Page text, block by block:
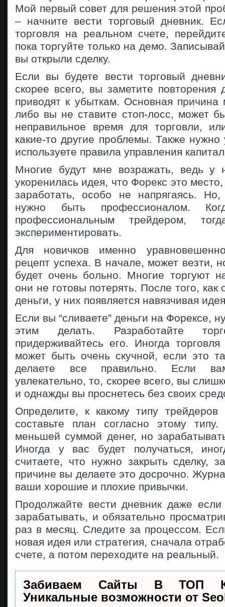
Мой первый совет для решения этой
– начните вести торговый дневник.
торговля на реальном счете,
пока торгуйте только на демо.
вы открыли сделку.
Если вы будете вести торговый
скорее всего, вы заметите повторения
приводят к убыткам. Основная причина
либо вы не ставите стоп-лосс, может
неправильное время для торговли,
какие-то другие проблемы. Также нужно
используете правила управления
Многие будут мне возражать, ведь у
укоренилась идея, что Форекс это
заработать, особо не напрягаясь.
нужно быть профессионалом.
профессиональным трейдером,
экспериментировать.
Для новичков именно
рецепт успеха. В начале, может везти,
будет очень больно. Многие торгуют
они не готовы потерять. После того, как
деньги, у них появляется навязчивая
Если вы “сливаете” деньги на Форексе,
этим делать. Разработайте
придерживайтесь его. Иногда
может быть очень скучной, если это
делаете все правильно. Если
увлекательно, то, скорее всего, вы
и однажды вы проснетесь без своих
Определите, к какому типу
составьте план согласно этому
меньшей суммой денег, но
Иногда у вас будет получаться,
считаете, что нужно закрыть сделку,
причине вы делаете это досрочно.
ваши хорошие и плохие привычки.
Продолжайте вести дневник даже если
зарабатывать, и обязательно
раз в месяц. Следите за процессом.
новая идея или стратегия, сначала
счете, а потом переходите на реальный.
Забиваем Сайты В ТОП
Уникальные возможности от